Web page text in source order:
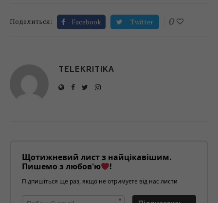
Поделиться: Facebook Twitter 0
TELEKRITIKA
Щотижневий лист з найцікавішим.
Пишемо з любов'ю
!
Підпишіться ще раз, якщо не отримуєте від нас листи
*